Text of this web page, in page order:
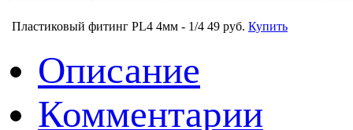
Пластиковый фитинг PL4 4мм - 1/4 49 руб. Купить
Описание
Комментарии